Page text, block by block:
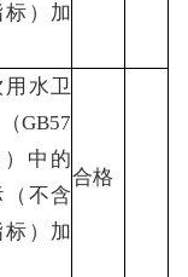
）加
用水卫
GB57
）中的
不含
）加
合格